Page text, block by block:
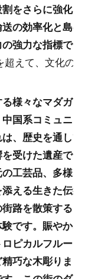
をさらに強化し
の効率化と島の
強力な指標で
えて、文化のる
様々なマダガス
国系コミュニテ
、歴史を通して
受けた遺産で
工芸品、多様な
える生きた伝統
路を散策するこ
です。賑やかな
ピカルフルーツ
巧な木彫りま